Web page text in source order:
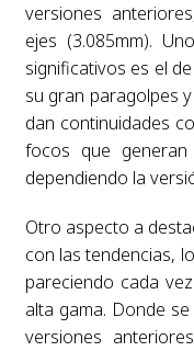
versiones
ejes (3.085mm).
significativos es el
su gran paragolpes
dan continuidades
focos que generan
dependiendo la
Otro aspecto a
con las tendencias,
pareciendo cada
alta gama. Donde
versiones